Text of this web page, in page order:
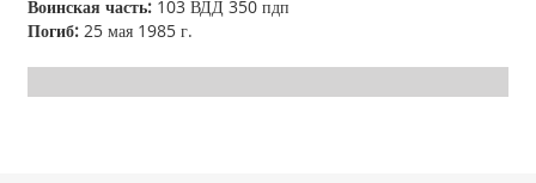
Воинская часть: 103 ВДД 350 пдп
Погиб: 25 мая 1985 г.